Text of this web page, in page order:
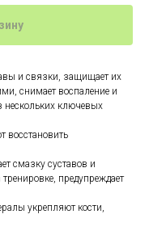
и связки, защищает их
снимает воспаление и
нескольких ключевых
восстановить
смазку суставов и
предупреждает
укрепляют кости,